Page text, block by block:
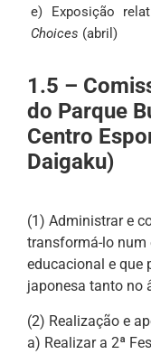
e) Exposição
Choices (abril)
1.5 –
do Parque
Centro
Daigaku)
(1) Administrar e
transformá-lo num
educacional e que
japonesa tanto no
(2) Realização e
a) Realizar a 2ª